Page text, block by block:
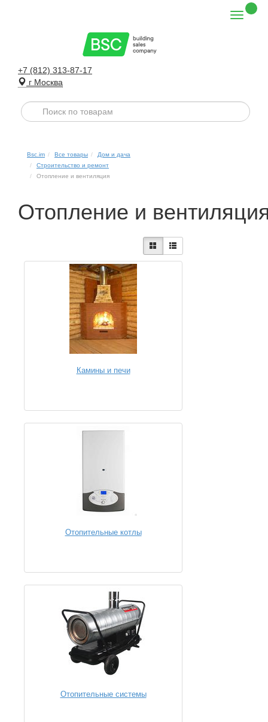
+7 (812) 313-87-17
г Москва
Bsc.im Все товары
Дом и дача
Строительство и ремонт
Отопление и вентиляция
Отопление и
Камины и печи
Отопительные котлы
Отопительные системы